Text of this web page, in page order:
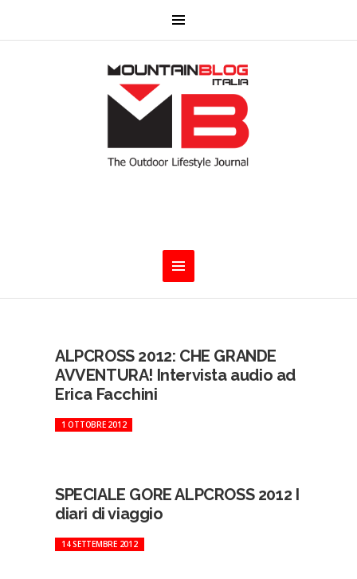
ALPCROSS 2012: CHE GRANDE
AVVENTURA! Intervista audio ad
Erica Facchini
1 OTTOBRE 2012
SPECIALE GORE ALPCROSS 2012 I
diari di viaggio
14 SETTEMBRE 2012